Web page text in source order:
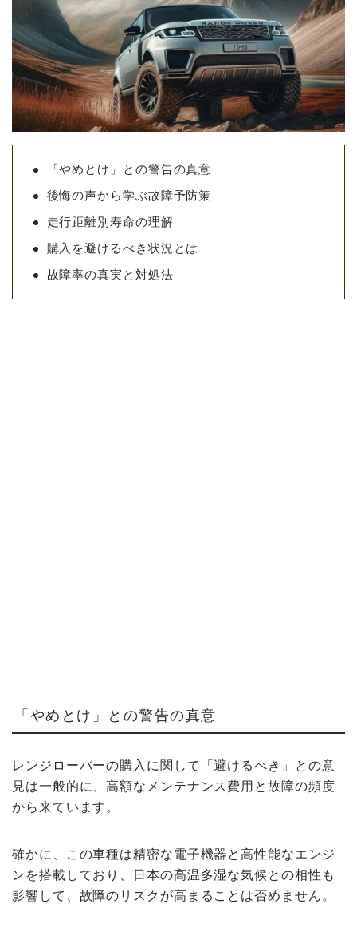
「やめとけ」との警告の真意
後悔の声から学ぶ故障予防策
走行距離別寿命の理解
購入を避けるべき状況とは
故障率の真実と対処法
「やめとけ」との警告の真意
レンジローバーの購入に関して「避けるべき」との意
見は一般的に、高額なメンテナンス費用と故障の頻度
から来ています。
確かに、この車種は精密な電子機器と高性能なエンジ
ンを搭載しており、日本の高温多湿な気候との相性も
影響して、故障のリスクが高まることは否めません。